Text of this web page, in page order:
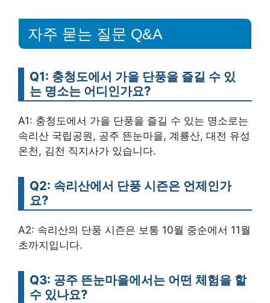
자주 묻는 질문 Q&A
Q1: 충청도에서 가을 단풍을 즐길 수 있
는 명소는 어디인가요?
A1: 충청도에서 가을 단풍을 즐길 수 있는 명소로는
속리산 국립공원, 공주 뜬눈마을, 계룡산, 대전 유성
온천, 김천 직지사가 있습니다.
Q2: 속리산에서 단풍 시즌은 언제인가
요?
A2: 속리산의 단풍 시즌은 보통 10월 중순에서 11월
초까지입니다.
Q3: 공주 뜬눈마을에서는 어떤 체험을 할
수 있나요?